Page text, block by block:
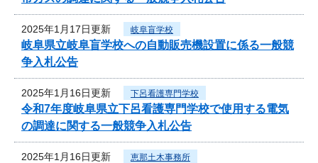
2025年1月17日更新 岐阜盲学校
岐阜県立岐阜盲学校への自動販売機設置に係る一般競
争入札公告
2025年1月16日更新 下呂看護専門学校
令和7年度岐阜県立下呂看護専門学校で使用する電気
の調達に関する一般競争入札公告
2025年1月16日更新 恵那土木事務所